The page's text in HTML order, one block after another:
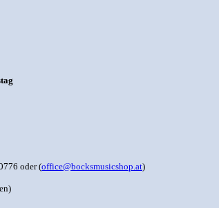
oder (office@bocksmusicshop.at)